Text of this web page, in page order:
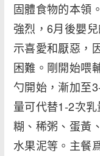
固體食物的本領
強烈，6月後嬰
示喜愛和厭惡，
困難。剛開始喂
勺開始，漸加至
量可代替1-2次
糊、稀粥、蛋黃
水果泥等。主餐